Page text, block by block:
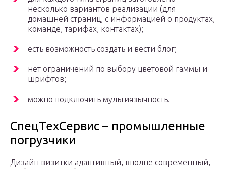
несколько вариантов реализации (для
домашней страниц, с информацией о продуктах,
команде, тарифах, контактах);
есть возможность создать и вести блог;
нет ограничений по выбору цветовой гаммы и
шрифтов;
можно подключить мультиязычность.
СпецТехСервис – промышленные
погрузчики
Дизайн визитки адаптивный, вполне современный,